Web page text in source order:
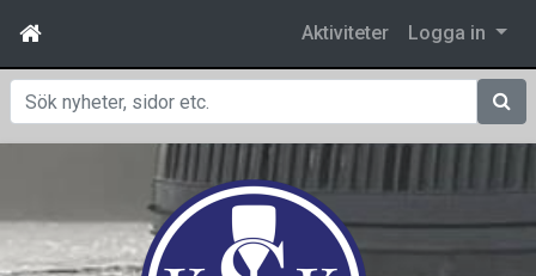
Aktiviteter Logga in
Sök